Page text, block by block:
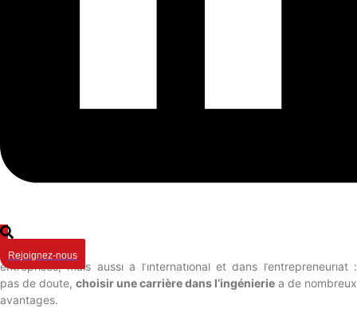
Rejoignez-nous
- Actualités, Carrière & RH
rémunérations attractives supérieures à la moyenne française, de
nombreux débouchés au sein de différents secteurs d’activité,
entreprises, mais aussi à l’international et dans l’entrepreneuriat :
pas de doute, choisir une carrière dans l’ingénierie a de nombreux
avantages.